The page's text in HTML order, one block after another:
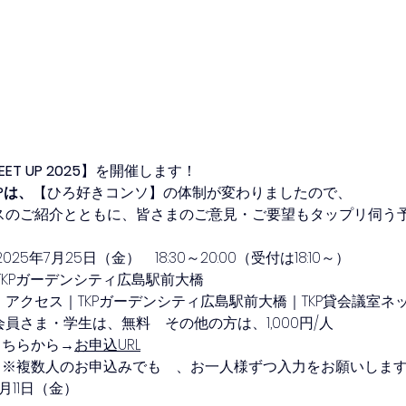
UP 2025】を開催します！
、
【ひろ好きコンソ】の体制が変わりましたので、
ご紹介とともに、皆さまのご意見・ご要望もタップリ伺う
年7月25日（金）　18:30～20:00（受付は18:10～）
ガーデンシティ広島駅前大橋
アクセス｜TKPガーデンシティ広島駅前大橋｜TKP貸会議室ネ
さま・学生は、無料　その他の方は、1,000円/人
ちらから→お申込URL
込みでも　、お一人様ずつ入力をお願いしま
日（金）